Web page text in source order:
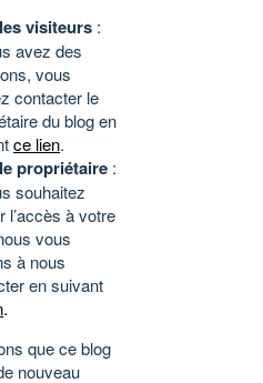
visiteurs :
avez des
vous
contacter le
du blog en
ce lien.
propriétaire :
souhaitez
l’accès à votre
vous
à nous
en suivant
.
que ce blog
nouveau